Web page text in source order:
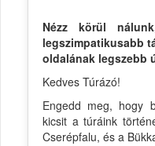
Nézz körül
legszimpatikusabb
oldalának legszebb
Kedves Túrázó!
Engedd meg, hogy
kicsit a túráink
Cserépfalu, és a